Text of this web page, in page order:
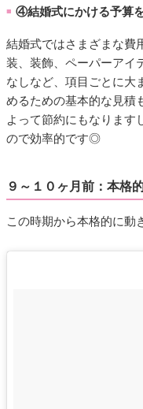
■ ④結婚式にかける予算
結婚式ではさまざまな費
装、装飾、ペーパーアイ
なしなど、項目ごとに大
めるための基本的な見積
よって節約にもなります
ので効率的です◎
９～１０ヶ月前：本格
この時期から本格的に動